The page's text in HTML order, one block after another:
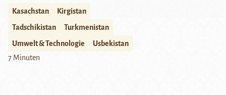
Kasachstan
Kirgistan
Tadschikistan
Turkmenistan
Umwelt & Technologie
Usbekistan
7 Minuten